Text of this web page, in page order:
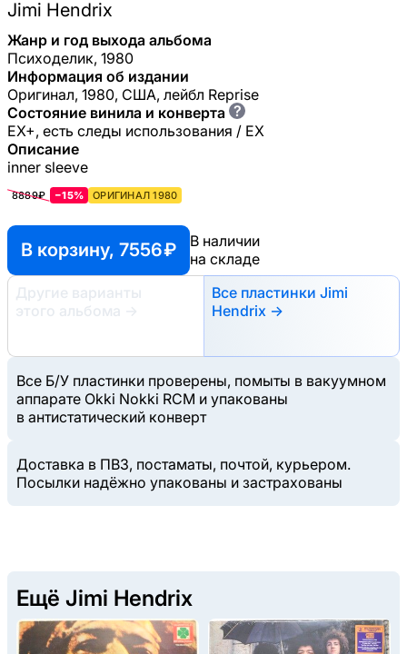
Jimi Hendrix
Жанр и год выхода альбома
Психоделик, 1980
Информация об издании
Оригинал, 1980, США, лейбл Reprise
Состояние винила и конверта ?
EX+, есть следы использования / EX
Описание
inner sleeve
8889₽ −15% ОРИГИНАЛ 1980
В корзину, 7556 ₽
В наличии
на складе
Другие варианты
этого альбома
→
Все пластинки Jimi
Hendrix →
Все Б/У пластинки проверены, помыты в вакуумном
аппарате Okki Nokki RCM и упакованы
в антистатический конверт
Доставка в ПВЗ, постаматы, почтой, курьером.
Посылки надёжно упакованы и застрахованы
Ещё Jimi Hendrix